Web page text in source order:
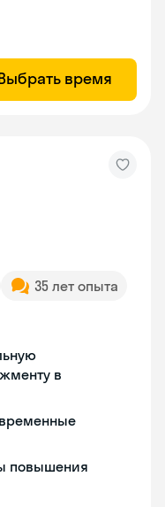
время
35 лет опыта
в
повышения